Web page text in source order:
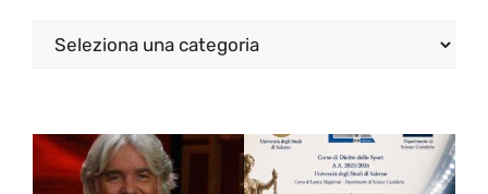
Categorie